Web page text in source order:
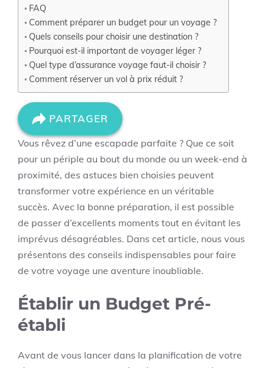
FAQ
Comment préparer un budget pour un voyage ?
Quels conseils pour choisir une destination ?
Pourquoi est-il important de voyager léger ?
Quel type d’assurance voyage faut-il choisir ?
Comment réserver un vol à prix réduit ?
PARTAGER
Vous rêvez d’une escapade parfaite ? Que ce soit
pour un périple au bout du monde ou un week-end à
proximité, des astuces bien choisies peuvent
transformer votre expérience en un véritable
succès. Avec la bonne préparation, il est possible
de passer d’excellents moments tout en évitant les
imprévus désagréables. Dans cet article, nous vous
présentons des conseils indispensables pour faire
de votre voyage une aventure inoubliable.
Établir un Budget Pré-
établi
Avant de vous lancer dans la planification de votre